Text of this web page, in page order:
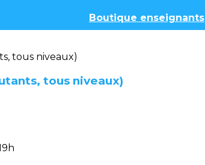
Boutique enseignants
tous niveaux)